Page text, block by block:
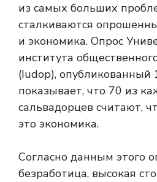
из самых больших
сталкиваются
и экономика. Опрос
института
(Iudop), опубликованный
показывает, что 70 из
сальвадорцев считают,
это экономика.
Согласно данным этого
безработица, высокая